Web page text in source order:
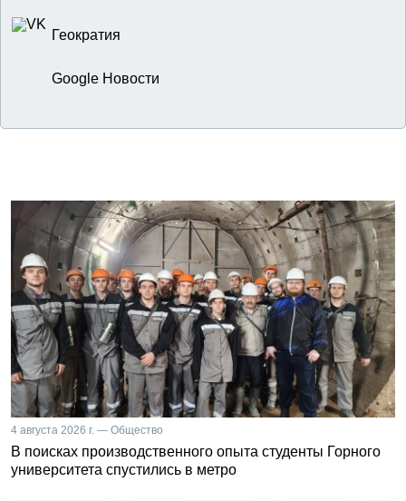
Геократия
Google Новости
4 августа 2026 г. — Общество
В поисках производственного опыта студенты Горного
университета спустились в метро